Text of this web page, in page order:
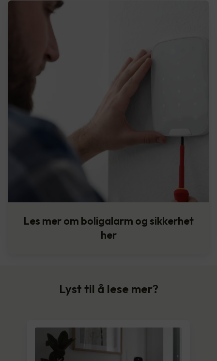
Les mer om boligalarm og sikkerhet
her
Lyst til å lese mer?